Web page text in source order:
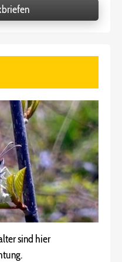
sind hier